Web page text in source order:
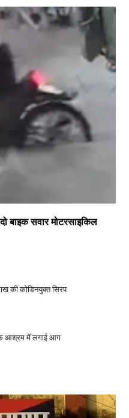
बाइक सवार मोटरसाइकिल
की कोडिनयुक्त सिरप
के आश्रम में लगाई आग